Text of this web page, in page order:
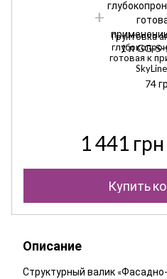
Грунтовка
готовая к
74
1 441 грн
Купить
Описание
Структурный валик